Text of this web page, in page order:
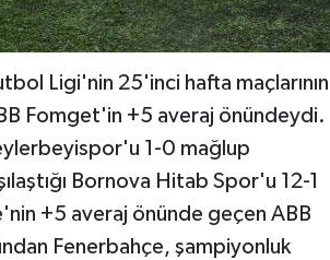
Ligi'nin 25'inci hafta maçlarının
Fomget'in +5 averaj önündeydi.
1-0 mağlup
Bornova Hitab Spor'u 12-1
+5 averaj önünde geçen ABB
Fenerbahçe, şampiyonluk